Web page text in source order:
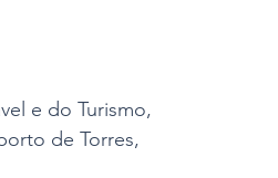
e do Turismo,
de Torres,